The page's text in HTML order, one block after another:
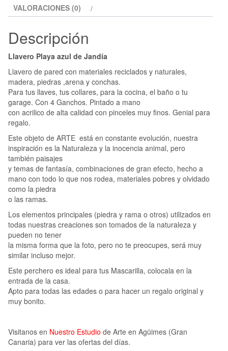
VALORACIONES (0)
Descripción
Llavero Playa azul de Jandía
Llavero de pared con materiales reciclados y naturales,
madera, piedras ,arena y conchas.
Para tus llaves, tus collares, para la cocina, el baño o tu
garage. Con 4 Ganchos. Pintado a mano
con acrilico de alta calidad con pinceles muy finos. Genial para
regalo.
Este objeto de ARTE está en constante evolución, nuestra
inspiración es la Naturaleza y la inocencia animal, pero
también paisajes
y temas de fantasía, combinaciones de gran efecto, hecho a
mano con todo lo que nos rodea, materiales pobres y olvidado
como la piedra
o las ramas.
Los elementos principales (piedra y rama o otros) utilizados en
todas nuestras creaciones son tomados de la naturaleza y
pueden no tener
la misma forma que la foto, pero no te preocupes, será muy
similar incluso mejor.
Este perchero es ideal para tus Mascarilla, colocala en la
entrada de la casa.
Apto para todas las edades o para hacer un regalo original y
muy bonito.
Visitanos en Nuestro Estudio de Arte en Agüimes (Gran
Canaria) para ver las ofertas del días.